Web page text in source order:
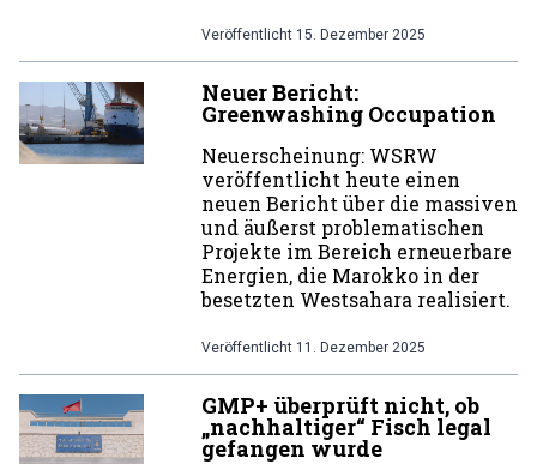
Veröffentlicht 15. Dezember 2025
Neuer Bericht:
Greenwashing Occupation
Neuerscheinung: WSRW
veröffentlicht heute einen
neuen Bericht über die massiven
und äußerst problematischen
Projekte im Bereich erneuerbare
Energien, die Marokko in der
besetzten Westsahara realisiert.
Veröffentlicht 11. Dezember 2025
GMP+ überprüft nicht, ob
„nachhaltiger“ Fisch legal
gefangen wurde